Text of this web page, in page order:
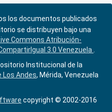
los documentos publicados
se distribuyen bajo una
Commons Atribución-
3.0 Venezuela
Institucional de la
Los Andes, Mérida, Venezuela
copyright © 2002-2016